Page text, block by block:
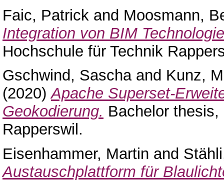
Faic, Patrick and Moosmann,
Integration von BIM
Hochschule für Technik
Gschwind, Saschaand Kunz,
(2020)Apache Superset-
Geokodierung. Bachelor
Rapperswil.
Eisenhammer, Martin and
Austauschplattform für